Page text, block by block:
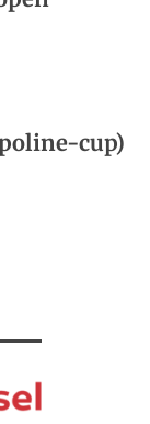
cup)